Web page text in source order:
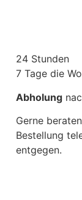
24 Stunden
7 Tage die
Abholung
Gerne
Bestellung
entgegen.